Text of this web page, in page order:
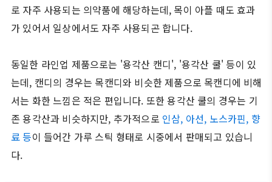
로 자주 사용되는 의약품에 해당하는데, 목이 아플 때도 효과
가 있어서 일상에서도 자주 사용되곤 합니다.
동일한 라인업 제품으로는 '용각산 캔디', '용각산 쿨' 등이 있
는데, 캔디의 경우는 목캔디와 비슷한 제품으로 목캔디에 비해
서는 화한 느낌은 적은 편입니다. 또한 용각산 쿨의 경우는 기
존 용각산과 비슷하지만, 추가적으로 인삼, 아선, 노스카핀, 향
료 등이 들어간 가루 스틱 형태로 시중에서 판매되고 있습니
다.